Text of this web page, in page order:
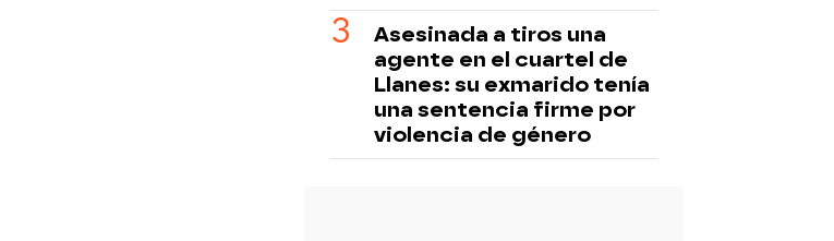
Asesinada a tiros una
agente en el cuartel de
Llanes: su exmarido tenía
una sentencia firme por
violencia de género